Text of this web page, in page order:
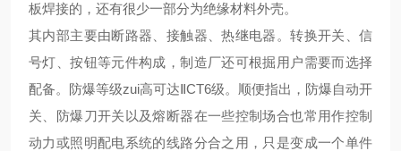
板焊接的，还有很少一部分为绝缘材料外壳。
其内部主要由断路器、接触器、热继电器。转换开关、信
号灯、按钮等元件构成，制造厂还可根掘用户需要而选择
配备。防爆等级zui高可达ⅡCT6级。顺便指出，防爆自动开
关、防爆刀开关以及熔断器在一些控制场合也常用作控制
动力或照明配电系统的线路分合之用，只是变成一个单件